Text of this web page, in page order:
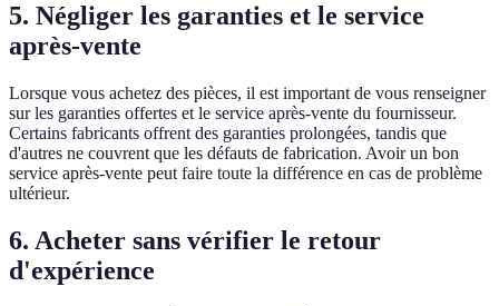
5. Négliger les garanties et le service
après-vente
Lorsque vous achetez des pièces, il est important de vous renseigner
sur les garanties offertes et le service après-vente du fournisseur.
Certains fabricants offrent des garanties prolongées, tandis que
d'autres ne couvrent que les défauts de fabrication. Avoir un bon
service après-vente peut faire toute la différence en cas de problème
ultérieur.
6. Acheter sans vérifier le retour
d'expérience